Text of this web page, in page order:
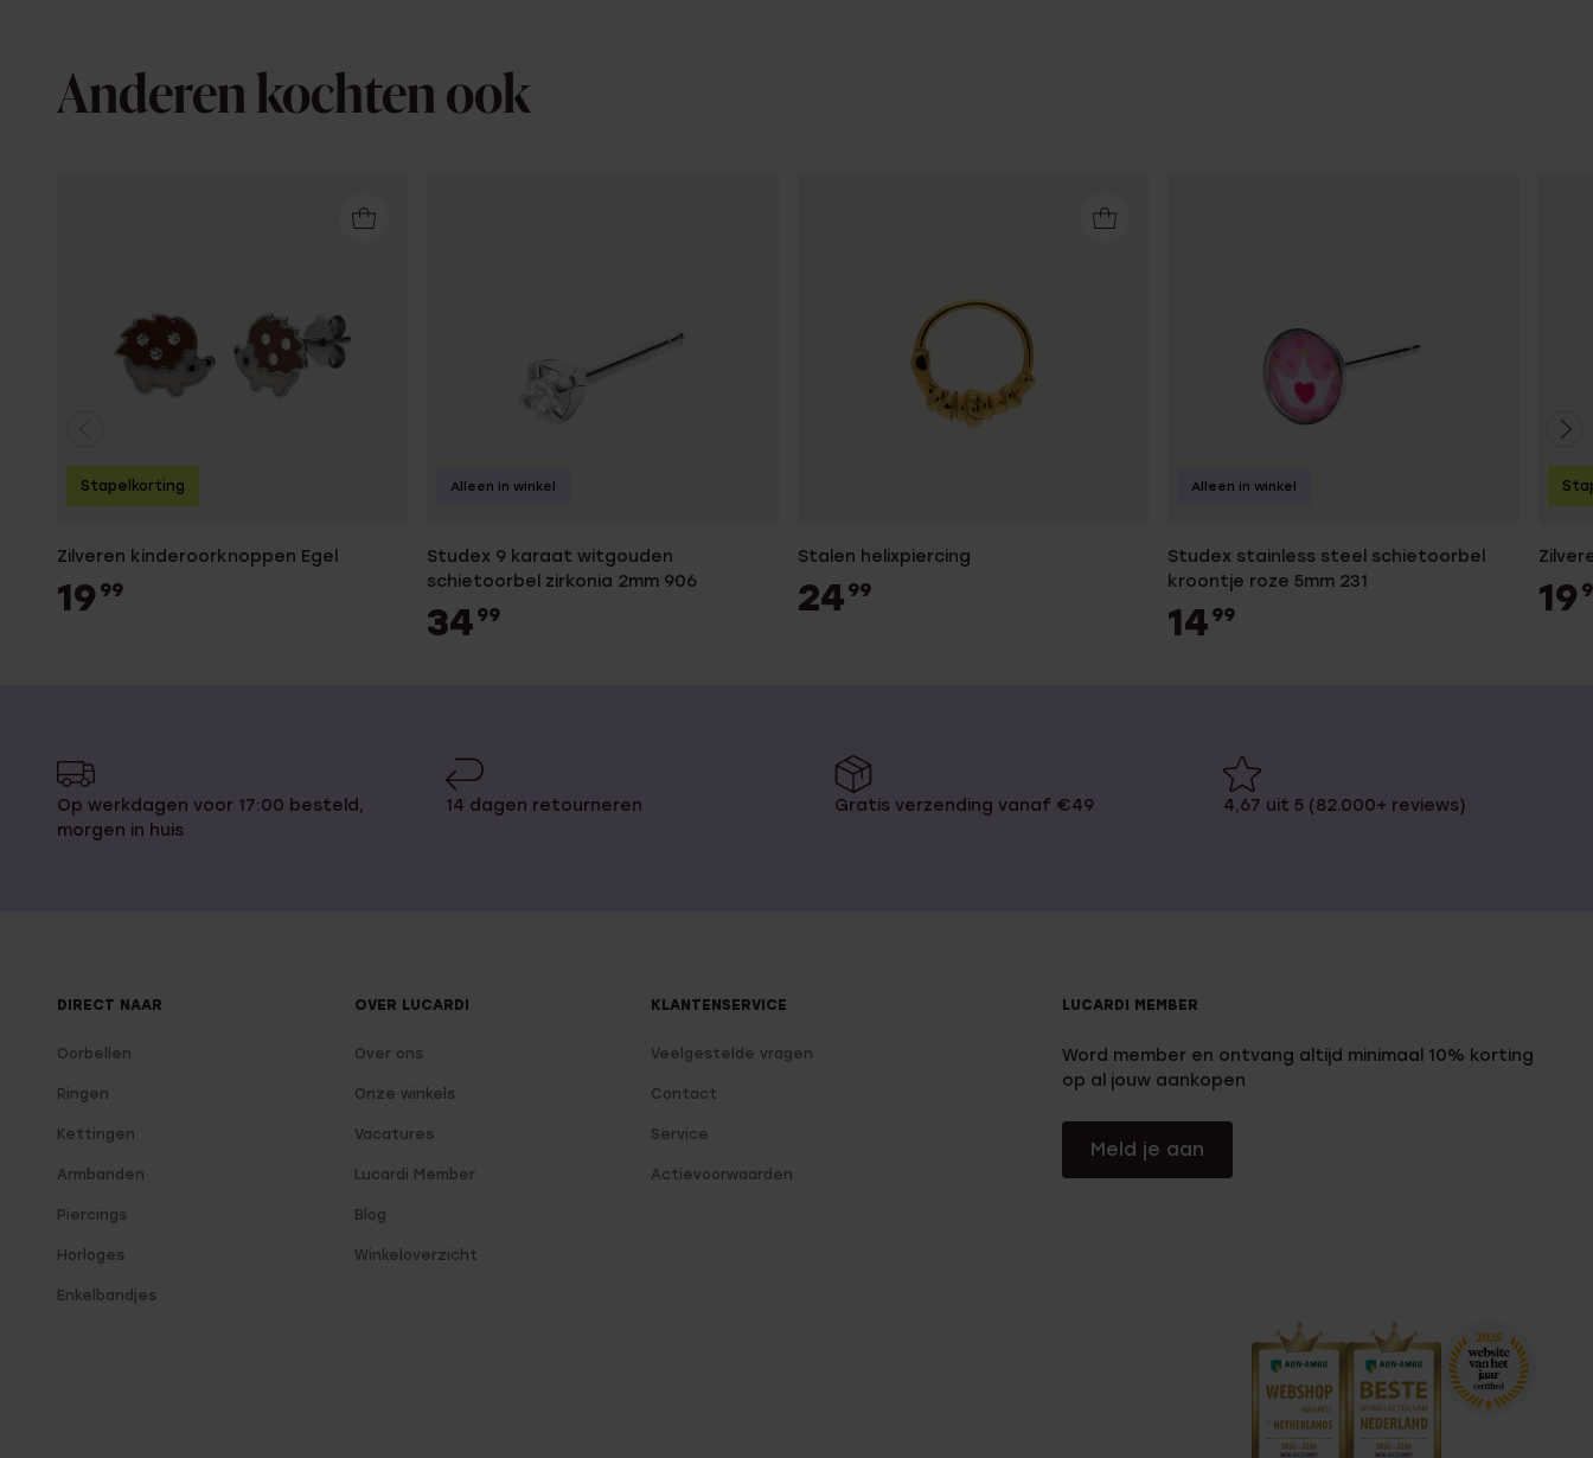
Anderen kochten ook
Zilveren kinderoorknoppen Egel
19 99
Stapelkorting
Studex 9 karaat witgouden
schietoorbel zirkonia 2mm 906
34 99
Alleen in winkel
Stalen helixpiercing
24 99
Studex stainless steel schietoorbel
kroontje roze 5mm 231
14 99
Alleen in winkel
19
Op werkdagen voor 17:00 besteld,
morgen in huis
14 dagen retourneren Gratis verzending vanaf €49 4,67 uit 5 (82.000+ reviews)
DIRECT NAAR
Oorbellen
Ringen
Kettingen
Armbanden
Piercings
Horloges
Enkelbandjes
OVER LUCARDI
Over ons
Onze winkels
Vacatures
Lucardi Member
Blog
Winkeloverzicht
KLANTENSERVICE
Veelgestelde vragen
Contact
Service
Actievoorwaarden
LUCARDI MEMBER
Word member en ontvang altijd minimaal 10% korting
op al jouw aankopen
Meld je aan